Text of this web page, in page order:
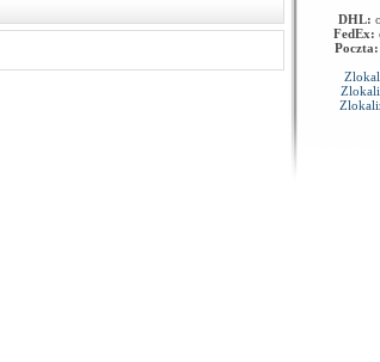
DHL:
FedEx:
Poczta: